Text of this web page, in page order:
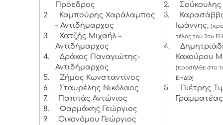
Πρόεδρος
2.
Καμπούρης Χαράλαμπος
– Αντιδήμαρχος
3.
Χατζής Μιχαήλ –
Αντιδήμαρχος
4.
Δράκος Παναγιώτης-
Αντιδήμαρχος
5.
Ζήμος Κωνσταντίνος
6.
Σταυρέλης Νικόλαος
7.
Παππάς Αντώνιος
8.
Φαρμάκης Γεώργιος
9.
Οικονόμου Γεώργιος
2.
3.
Ιωάννης,
τέλος του 2ου
4.
Κακούρου
(προσήλθε στο
ΕΗΔΘ)
5.
Πιέτρης
Γραμματέας